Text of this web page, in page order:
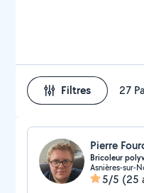
Filtres 27
Pierre
Bricoleur
5/5 (25